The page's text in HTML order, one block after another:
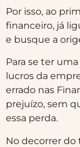
Por isso, ao
financeiro, já
e busque a
Para se ter
lucros da
errado nas
prejuízo, sem
essa perda.
No decorrer do